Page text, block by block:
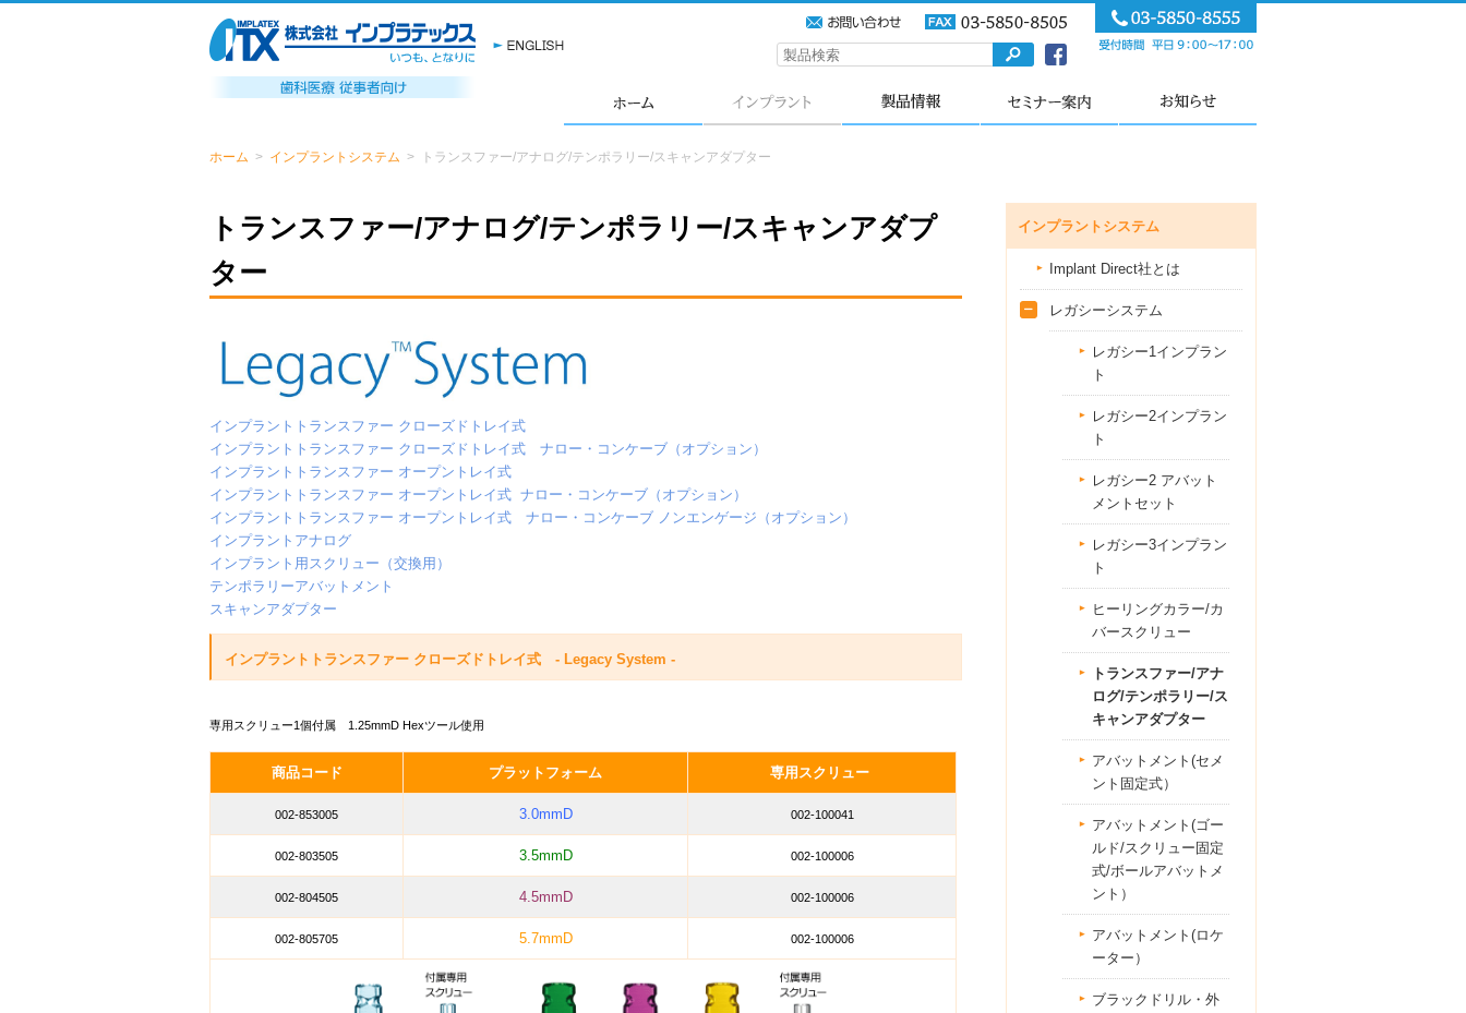
ホーム > インプラントシステム > トランスファー/アナログ/テンポラリー/スキャンアダプター
トランスファー/アナログ/テンポラリー/スキャンアダプ
ター
インプラントトランスファー クローズドトレイ式
インプラントトランスファー クローズドトレイ式 ナロー・コンケーブ（オプション）
インプラントトランスファー オープントレイ式
インプラントトランスファー オープントレイ式 ナロー・コンケーブ（オプション）
インプラントトランスファー オープントレイ式 ナロー・コンケーブ ノンエンゲージ（オプション）
インプラントアナログ
インプラント用スクリュー（交換用）
テンポラリーアバットメント
スキャンアダプター
インプラントトランスファー クローズドトレイ式 - Legacy System -
専用スクリュー1個付属 1.25mmD Hexツール使用
商品コード プラットフォーム 専用スクリュー
002-853005 3.0mmD 002-100041
002-803505 3.5mmD 002-100006
002-804505 4.5mmD 002-100006
002-805705 5.7mmD 002-100006
インプラントシステム
Implant Direct社とは
レガシーシステム
レガシー1インプラン
ト
レガシー2インプラン
ト
レガシー2 アバット
メントセット
レガシー3インプラン
ト
ヒーリングカラー/カ
バースクリュー
トランスファー/アナ
ログ/テンポラリー/ス
キャンアダプター
アバットメント(セメ
ント固定式）
アバットメント(ゴー
ルド/スクリュー固定
式/ボールアバットメ
ント）
アバットメント(ロケ
ーター）
ブラックドリル・外